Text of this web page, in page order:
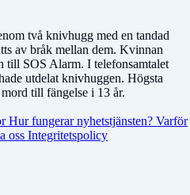
två knivhugg med en tandad
av bråk mellan dem. Kvinnan
till SOS Alarm. I telefonsamtalet
utdelat knivhuggen. Högsta
till fängelse i 13 år.
Hur fungerar nyhetstjänsten? Varför
oss Integritetspolicy